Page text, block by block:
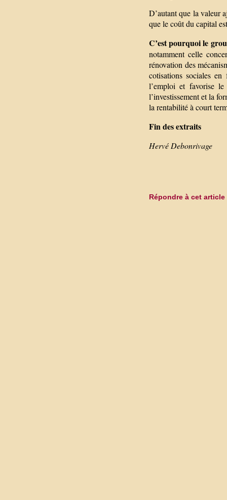
D’autant que la valeur
que le coût du capital
C’est pourquoi le
notamment celle
rénovation des
cotisations sociales
l’emploi et favorise le
l’investissement et la
la rentabilité à court
Fin des extraits
Hervé Debonrivage
Répondre à cet article